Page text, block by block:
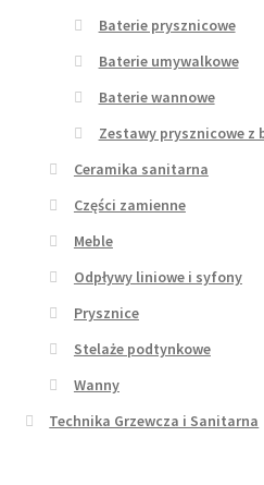
Baterie prysznicowe
Baterie umywalkowe
Baterie wannowe
Zestawy prysznicowe z
Ceramika sanitarna
Części zamienne
Meble
Odpływy liniowe i syfony
Prysznice
Stelaże podtynkowe
Wanny
Technika Grzewcza i Sanitarna